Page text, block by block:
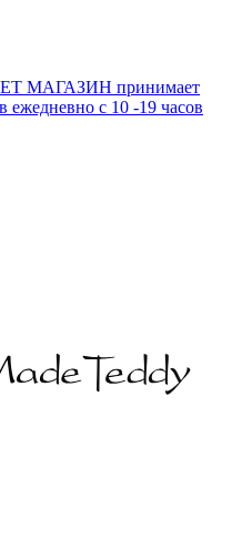
МАГАЗИН принимает
ежедневно с 10 -19 часов